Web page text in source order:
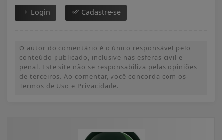
Login Cadastre-se
O autor do comentário é o único responsável pelo
conteúdo publicado, inclusive nas esferas civil e
penal. Este site não se responsabiliza pelas opiniões
de terceiros. Ao comentar, você concorda com os
Termos de Uso e Privacidade.